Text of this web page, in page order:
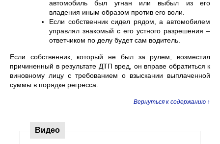
автомобиль был угнан или выбыл из его
владения иным образом против его воли.
Если собственник сидел рядом, а автомобилем
управлял знакомый с его устного разрешения –
ответчиком по делу будет сам водитель.
Если собственник, который не был за рулем, возместил
причиненный в результате ДТП вред, он вправе обратиться к
виновному лицу с требованием о взыскании выплаченной
суммы в порядке регресса.
Вернуться к содержанию ↑
Видео